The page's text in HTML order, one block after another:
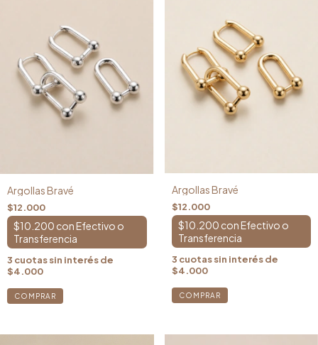
Argollas Bravé
$12.000
$10.200 con
3 cuotas sin interés de
$4.000
Argollas Bravé
$12.000
$10.200 con
3 cuotas sin interés de
$4.000